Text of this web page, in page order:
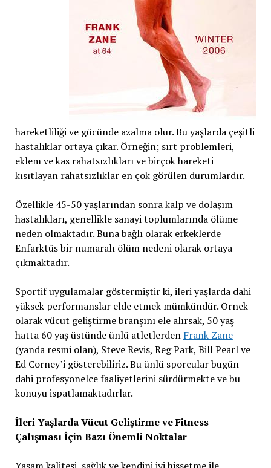
hareketliliği ve gücünde azalma olur. Bu yaşlarda çeşitli
hastalıklar ortaya çıkar. Örneğin; sırt problemleri,
eklem ve kas rahatsızlıkları ve birçok hareketi
kısıtlayan rahatsızlıklar en çok görülen durumlardır.
Özellikle 45-50 yaşlarından sonra kalp ve dolaşım
hastalıkları, genellikle sanayi toplumlarında ölüme
neden olmaktadır. Buna bağlı olarak erkeklerde
Enfarktüs bir numaralı ölüm nedeni olarak ortaya
çıkmaktadır.
Sportif uygulamalar göstermiştir ki, ileri yaşlarda dahi
yüksek performanslar elde etmek mümkündür. Örnek
olarak vücut geliştirme branşını ele alırsak, 50 yaş
hatta 60 yaş üstünde ünlü atletlerden Frank Zane
(yanda resmi olan), Steve Revis, Reg Park, Bill Pearl ve
Ed Corney’i gösterebiliriz. Bu ünlü sporcular bugün
dahi profesyonelce faaliyetlerini sürdürmekte ve bu
konuyu ispatlamaktadırlar.
İleri Yaşlarda Vücut Geliştirme ve Fitness
Çalışması İçin Bazı Önemli Noktalar